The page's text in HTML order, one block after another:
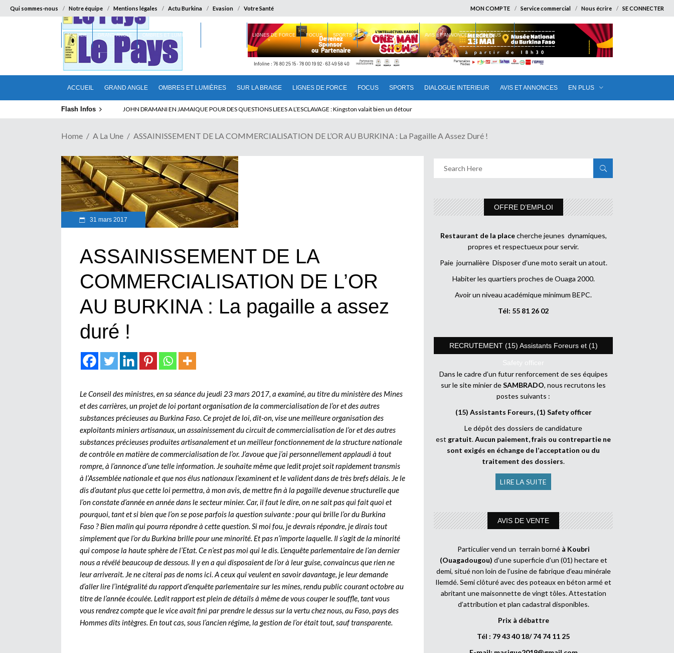
Qui sommes-nous Notre équipe Mentions légales Actu Burkina Evasion Votre Santé MON COMPTE Service commercial Nous écrire SE CONNECTER
ACCUEIL GRAND ANGLE OMBRES ET LUMIÈRES SUR LA BRAISE LIGNES DE FORCE FOCUS SPORTS DIALOGUE INTERIEUR AVIS ET ANNONCES EN PLUS
ACCUEIL GRAND ANGLE OMBRES ET LUMIÈRES LIGNES DE FORCE FOCUS SPORTS DIALOGUE INTERIEUR AVIS ET ANNONCES EN PLUS
Flash Infos ELECTION DE TALON A LA TETE DU SENAT BENINOIS : Quand Patrice quitte le pouvoir sans partir !
Home A La Une ASSAINISSEMENT DE LA COMMERCIALISATION DE L’OR AU BURKINA : La Pagaille A Assez Duré !
31 mars 2017
ASSAINISSEMENT DE LA
COMMERCIALISATION DE L’OR
AU BURKINA : La pagaille a assez
duré !
Le Conseil des ministres, en sa séance du jeudi 23 mars 2017, a examiné, au titre du ministère des Mines
et des carrières, un projet de loi portant organisation de la commercialisation de l’or et des autres
substances précieuses au Burkina Faso. Ce projet de loi, dit-on, vise une meilleure organisation des
exploitants miniers artisanaux, un assainissement du circuit de commercialisation de l’or et des autres
substances précieuses produites artisanalement et un meilleur fonctionnement de la structure nationale
de contrôle en matière de commercialisation de l’or. J’avoue que j’ai personnellement applaudi à tout
rompre, à l’annonce d’une telle information. Je souhaite même que ledit projet soit rapidement transmis
à l’Assemblée nationale et que nos élus nationaux l’examinent et le valident dans de très brefs délais. Je le
dis d’autant plus que cette loi permettra, à mon avis, de mettre fin à la pagaille devenue structurelle que
l’on constate d’année en année dans le secteur minier. Car, il faut le dire, on ne sait pas qui fait quoi et
pourquoi, tant et si bien que l’on se pose parfois la question suivante : pour qui brille l’or du Burkina
Faso ? Bien malin qui pourra répondre à cette question. Si moi fou, je devrais répondre, je dirais tout
simplement que l’or du Burkina brille pour une minorité. Et pas n’importe laquelle. Il s’agit de la minorité
qui compose la haute sphère de l’Etat. Ce n’est pas moi qui le dis. L’enquête parlementaire de l’an dernier
nous a révélé beaucoup de dessous. Il y en a qui disposaient de l’or à leur guise, convaincus que rien ne
leur arriverait. Je ne citerai pas de noms ici. A ceux qui veulent en savoir davantage, je leur demande
d’aller lire l’intégralité du rapport d’enquête parlementaire sur les mines, rendu public courant octobre au
titre de l’année écoulée. Ledit rapport est plein de détails à même de vous couper le souffle, tant vous
vous rendrez compte que le vice avait fini par prendre le dessus sur la vertu chez nous, au Faso, pays des
Hommes dits intègres. En tout cas, sous l’ancien régime, la gestion de l’or était tout, sauf transparente.
OFFRE D’EMPLOI
Restaurant de la placecherche jeunes dynamiques,
propres et respectueux pour servir.
Paie journalière Disposer d’une moto serait un atout.
Habiter les quartiers proches de Ouaga 2000.
Avoir un niveau académique minimum BEPC.
Tél: 55 81 26 02
RECRUTEMENT (15) Assistants Foreurs et (1)
Safety officer
Dans le cadre d’un futur renforcement de ses équipes
sur le site minier deSAMBRADO, nous recrutons les
postes suivants :
(15) Assistants Foreurs, (1) Safety officer
Le dépôt des dossiers de candidature
est gratuit.Aucun paiement, frais ou contrepartie ne
sont exigés en échange de l’acceptation ou du
traitement des dossiers.
LIRE LA SUITE
AVIS DE VENTE
Particulier vend un terrain borné à Koubri
(Ouagadougou) d’une superficie d’un (01) hectare et
demi, situé non loin de l’usine de fabrique d’eau minérale
Ilemdé. Semi clôturé avec des poteaux en béton armé et
abritant une maisonnette de vingt tôles. Attestation
d’attribution et plan cadastral disponibles.
Prix à débattre
Tél : 79 43 40 18/ 74 74 11 25